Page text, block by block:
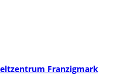
Franzigmark